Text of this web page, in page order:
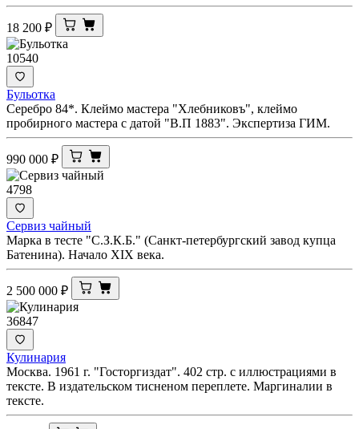
18 200 ₽
10540
Бульотка
Серебро 84*. Клеймо мастера "Хлебниковъ", клеймо
пробирного мастера с датой "В.П 1883". Экспертиза ГИМ.
990 000 ₽
4798
Сервиз чайный
Марка в тесте "С.З.К.Б." (Санкт-петербургский завод купца
Батенина). Начало XIX века.
2 500 000 ₽
36847
Кулинария
Москва. 1961 г. "Госторгиздат". 402 стр. с иллюстрациями в
тексте. В издательском тисненом переплете. Маргиналии в
тексте.